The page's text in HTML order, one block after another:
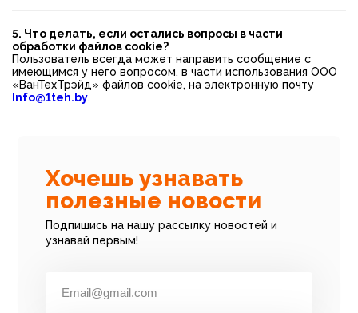
5. Что делать, если остались вопросы в части
обработки файлов cookie?
Пользователь всегда может направить сообщение с
имеющимся у него вопросом, в части использования ООО
«ВанТехТрэйд» файлов cookie, на электронную почту
Info@1teh.by.
Хочешь узнавать
полезные новости
Подпишись на нашу рассылку новостей и
узнавай первым!